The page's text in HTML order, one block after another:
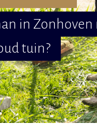
in Zonhoven
tuin?